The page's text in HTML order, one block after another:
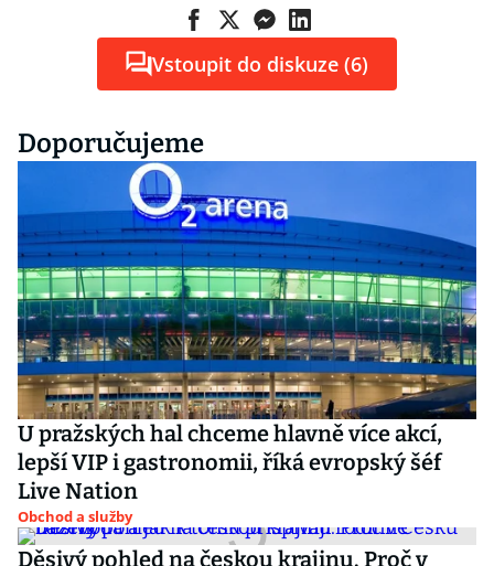
Vstoupit do diskuze (6)
Doporučujeme
U pražských hal chceme hlavně více akcí,
lepší VIP i gastronomii, říká evropský šéf
Live Nation
Obchod a služby
Děsivý pohled na českou krajinu. Proč v